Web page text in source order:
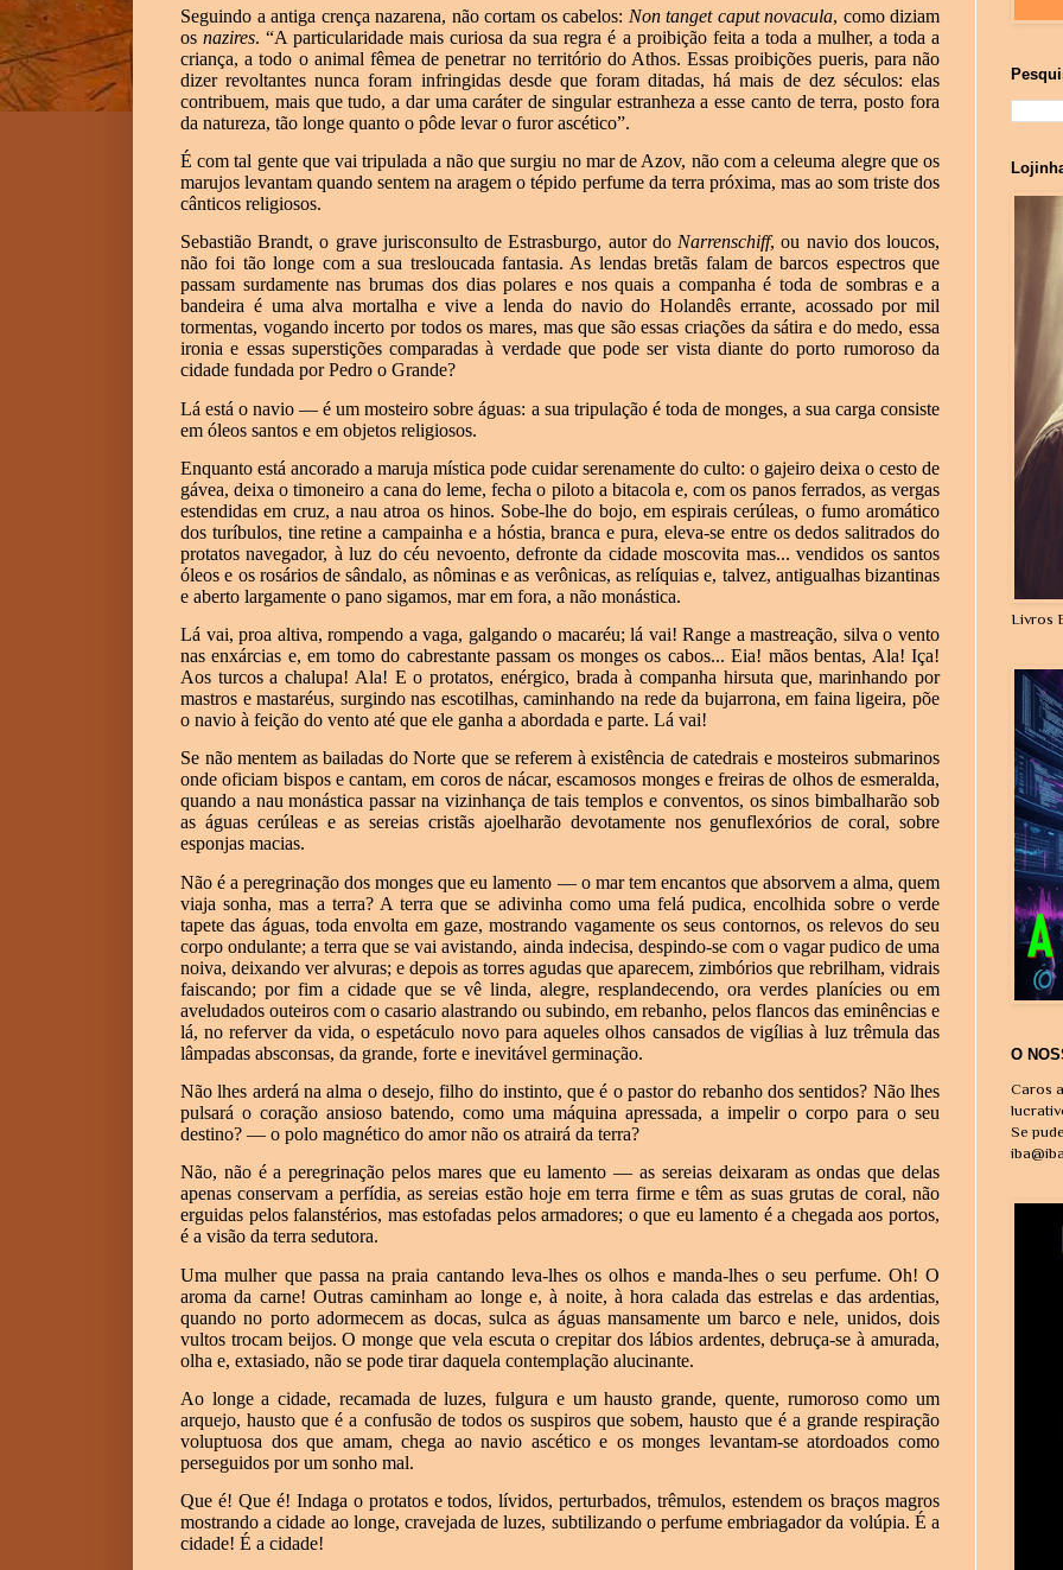
Seguindo a antiga crença nazarena, não cortam os cabelos: Non tanget caput novacula, como diziam
osnazires. “A particularidade mais curiosa da sua regra é a proibição feita a toda a mulher, a toda a
criança, a todo o animal fêmea de penetrar no território do Athos. Essas proibições pueris, para não
dizer revoltantes nunca foram infringidas desde que foram ditadas, há mais de dez séculos: elas
contribuem, mais que tudo, a dar uma caráter de singular estranheza a esse canto de terra, posto fora
da natureza, tão longe quanto o pôde levar o furor ascético”.
É com tal gente que vai tripulada a não que surgiu no mar de Azov, não com a celeuma alegre que os
marujos levantam quando sentem na aragem o tépido perfume da terra próxima, mas ao som triste dos
cânticos religiosos.
Sebastião Brandt, o grave jurisconsulto de Estrasburgo, autor do Narrenschiff, ou navio dos loucos,
não foi tão longe com a sua tresloucada fantasia. As lendas bretãs falam de barcos espectros que
passam surdamente nas brumas dos dias polares e nos quais a companha é toda de sombras e a
bandeira é uma alva mortalha e vive a lenda do navio do Holandês errante, acossado por mil
tormentas, vogando incerto por todos os mares, mas que são essas criações da sátira e do medo, essa
ironia e essas superstições comparadas à verdade que pode ser vista diante do porto rumoroso da
cidade fundada por Pedro o Grande?
Lá está o navio — é um mosteiro sobre águas: a sua tripulação é toda de monges, a sua carga consiste
em óleos santos e em objetos religiosos.
Enquanto está ancorado a maruja mística pode cuidar serenamente do culto: o gajeiro deixa o cesto de
gávea, deixa o timoneiro a cana do leme, fecha o piloto a bitacola e, com os panos ferrados, as vergas
estendidas em cruz, a nau atroa os hinos. Sobe-lhe do bojo, em espirais cerúleas, o fumo aromático
dos turíbulos, tine retine a campainha e a hóstia, branca e pura, eleva-se entre os dedos salitrados do
protatos navegador, à luz do céu nevoento, defronte da cidade moscovita mas... vendidos os santos
óleos e os rosários de sândalo, as nôminas e as verônicas, as relíquias e, talvez, antigualhas bizantinas
e aberto largamente o pano sigamos, mar em fora, a não monástica.
Lá vai, proa altiva, rompendo a vaga, galgando o macaréu; lá vai! Range a mastreação, silva o vento
nas enxárcias e, em tomo do cabrestante passam os monges os cabos... Eia! mãos bentas, Ala! Iça!
Aos turcos a chalupa! Ala! E o protatos, enérgico, brada à companha hirsuta que, marinhando por
mastros e mastaréus, surgindo nas escotilhas, caminhando na rede da bujarrona, em faina ligeira, põe
o navio à feição do vento até que ele ganha a abordada e parte. Lá vai!
Se não mentem as bailadas do Norte que se referem à existência de catedrais e mosteiros submarinos
onde oficiam bispos e cantam, em coros de nácar, escamosos monges e freiras de olhos de esmeralda,
quando a nau monástica passar na vizinhança de tais templos e conventos, os sinos bimbalharão sob
as águas cerúleas e as sereias cristãs ajoelharão devotamente nos genuflexórios de coral, sobre
esponjas macias.
Não é a peregrinação dos monges que eu lamento — o mar tem encantos que absorvem a alma, quem
viaja sonha, mas a terra? A terra que se adivinha como uma felá pudica, encolhida sobre o verde
tapete das águas, toda envolta em gaze, mostrando vagamente os seus contornos, os relevos do seu
corpo ondulante; a terra que se vai avistando, ainda indecisa, despindo-se com o vagar pudico de uma
noiva, deixando ver alvuras; e depois as torres agudas que aparecem, zimbórios que rebrilham, vidrais
faiscando; por fim a cidade que se vê linda, alegre, resplandecendo, ora verdes planícies ou em
aveludados outeiros com o casario alastrando ou subindo, em rebanho, pelos flancos das eminências e
lá, no referver da vida, o espetáculo novo para aqueles olhos cansados de vigílias à luz trêmula das
lâmpadas absconsas, da grande, forte e inevitável germinação.
Não lhes arderá na alma o desejo, filho do instinto, que é o pastor do rebanho dos sentidos? Não lhes
pulsará o coração ansioso batendo, como uma máquina apressada, a impelir o corpo para o seu
destino? — o polo magnético do amor não os atrairá da terra?
Não, não é a peregrinação pelos mares que eu lamento — as sereias deixaram as ondas que delas
apenas conservam a perfídia, as sereias estão hoje em terra firme e têm as suas grutas de coral, não
erguidas pelos falanstérios, mas estofadas pelos armadores; o que eu lamento é a chegada aos portos,
é a visão da terra sedutora.
Uma mulher que passa na praia cantando leva-lhes os olhos e manda-lhes o seu perfume. Oh! O
aroma da carne! Outras caminham ao longe e, à noite, à hora calada das estrelas e das ardentias,
quando no porto adormecem as docas, sulca as águas mansamente um barco e nele, unidos, dois
vultos trocam beijos. O monge que vela escuta o crepitar dos lábios ardentes, debruça-se à amurada,
olha e, extasiado, não se pode tirar daquela contemplação alucinante.
Ao longe a cidade, recamada de luzes, fulgura e um hausto grande, quente, rumoroso como um
arquejo, hausto que é a confusão de todos os suspiros que sobem, hausto que é a grande respiração
voluptuosa dos que amam, chega ao navio ascético e os monges levantam-se atordoados como
perseguidos por um sonho mal.
Que é! Que é! Indaga o protatos e todos, lívidos, perturbados, trêmulos, estendem os braços magros
mostrando a cidade ao longe, cravejada de luzes, subtilizando o perfume embriagador da volúpia. É a
cidade! É a cidade!
Livros
O
Caros
Se